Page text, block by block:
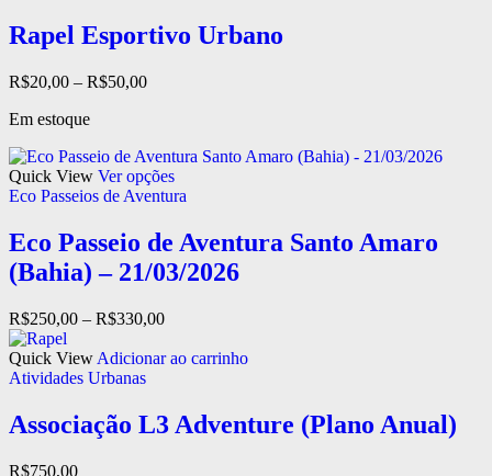
Rapel Esportivo Urbano
R$20,00 – R$50,00
Em estoque
Quick View Ver opções
Eco Passeios de Aventura
Eco Passeio de Aventura Santo Amaro
(Bahia) – 21/03/2026
R$250,00 – R$330,00
Quick View Adicionar ao carrinho
Atividades Urbanas
Associação L3 Adventure (Plano Anual)
R$750,00